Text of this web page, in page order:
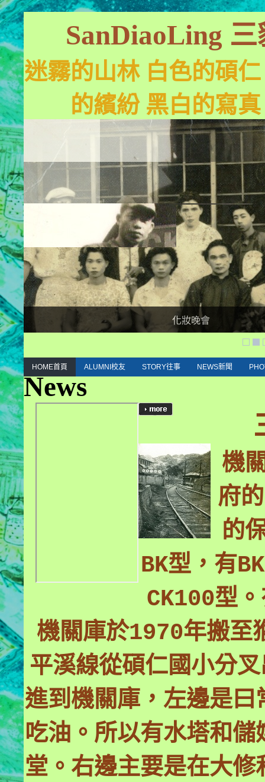
SanDiaoLing
迷霧的山林 白色的碩
的繽紛 黑白的寫
化妝晚會
HOME首頁 ALUMNI校友 STORY往事 NEWS新聞
News
機
府
的
BK型，有
CK100型
機關庫於1970年搬至
平溪線從碩仁國小分
進到機關庫，左邊是
吃油。所以有水塔和
堂。右邊主要是在大